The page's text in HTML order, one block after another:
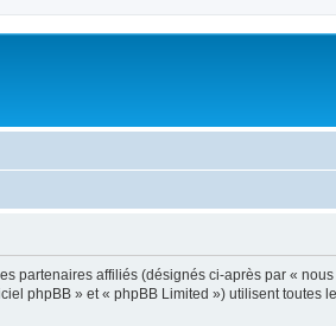
affiliés (désignés ci-après par «
phpBB » et « phpBB Limited ») utilisent toutes